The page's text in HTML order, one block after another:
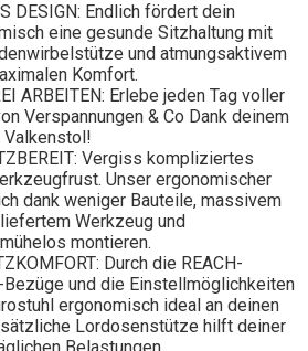
DESIGN: Endlich fördert dein
eine gesunde Sitzhaltung mit
und atmungsaktivem
Komfort.
ARBEITEN: Erlebe jeden Tag voller
Verspannungen & Co Dank deinem
Vergiss kompliziertes
Unser ergonomischer
dank weniger Bauteile, massivem
Werkzeug und
montieren.
Durch die REACH-
und die Einstellmöglichkeiten
ergonomisch ideal an deinen
Lordosenstütze hilft deiner